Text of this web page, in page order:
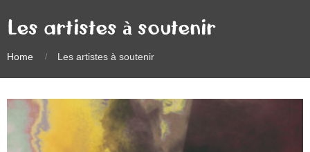
Les artistes à soutenir
Home Les artistes à soutenir